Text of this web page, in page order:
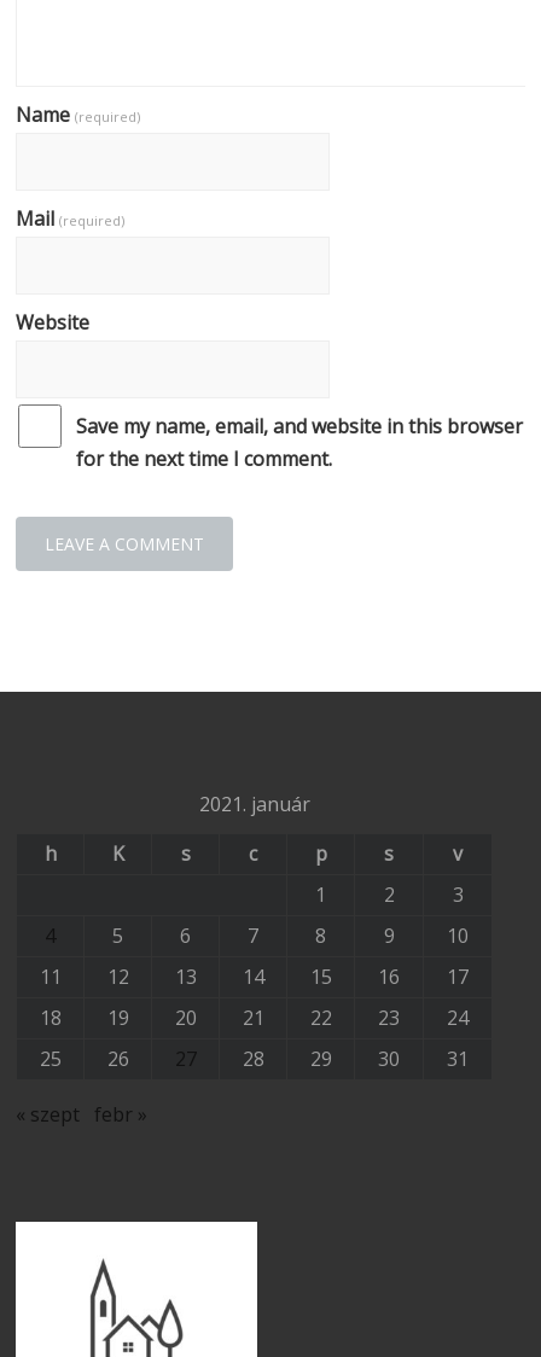
Name(required)
Mail(required)
Website
Save my name, email, and website in this browser
for the next time I comment.
2021. január
h
K s c p s
v
1
2
3
4
5 6 7 8 9
10
11
12 13 14 15 16
17
18
19 20 21 22 23
24
25
26 27 28 29 30 31
« szept febr »